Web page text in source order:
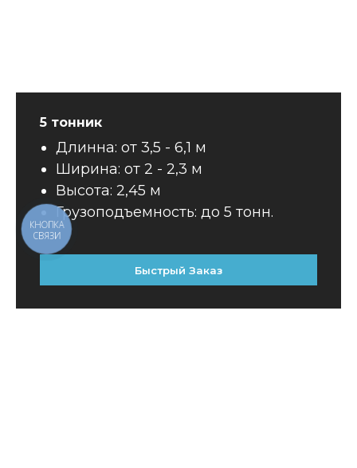
5 тонник
Длинна: от 3,5 - 6,1 м
Ширина: от 2 - 2,3 м
Высота: 2,45 м
Грузоподъемность: до 5 тонн.
Быстрый Заказ